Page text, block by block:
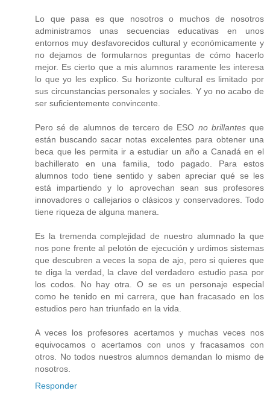
Lo que pasa es que nosotros o muchos de nosotros
administramos unas secuencias educativas en unos
entornos muy desfavorecidos cultural y económicamente y
no dejamos de formularnos preguntas de cómo hacerlo
mejor. Es cierto que a mis alumnos raramente les interesa
lo que yo les explico. Su horizonte cultural es limitado por
sus circunstancias personales y sociales. Y yo no acabo de
ser suficientemente convincente.
Pero sé de alumnos de tercero de ESO no brillantesque
están buscando sacar notas excelentes para obtener una
beca que les permita ir a estudiar un año a Canadá en el
bachillerato en una familia, todo pagado. Para estos
alumnos todo tiene sentido y saben apreciar qué se les
está impartiendo y lo aprovechan sean sus profesores
innovadores o callejarios o clásicos y conservadores. Todo
tiene riqueza de alguna manera.
Es la tremenda complejidad de nuestro alumnado la que
nos pone frente al pelotón de ejecución y urdimos sistemas
que descubren a veces la sopa de ajo, pero si quieres que
te diga la verdad, la clave del verdadero estudio pasa por
los codos. No hay otra. O se es un personaje especial
como he tenido en mi carrera, que han fracasado en los
estudios pero han triunfado en la vida.
A veces los profesores acertamos y muchas veces nos
equivocamos o acertamos con unos y fracasamos con
otros. No todos nuestros alumnos demandan lo mismo de
nosotros.
Responder